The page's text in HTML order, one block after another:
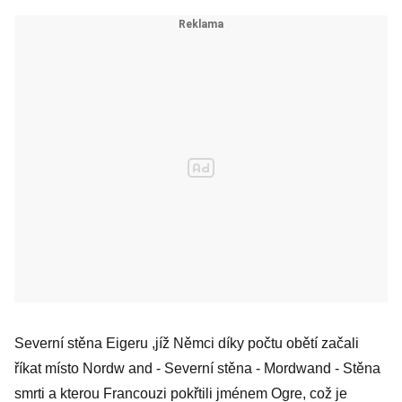
Severní stěna Eigeru ,jíž Němci díky počtu obětí začali
říkat místo Nordw and - Severní stěna - Mordwand - Stěna
smrti a kterou Francouzi pokřtili jménem Ogre, což je